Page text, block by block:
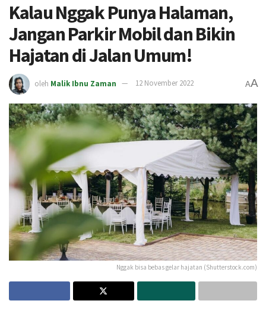
Kalau Nggak Punya Halaman,
Jangan Parkir Mobil dan Bikin
Hajatan di Jalan Umum!
oleh Malik Ibnu Zaman 12 November 2022 AA
Nggak bisa bebas gelar hajatan (Shutterstock.com)